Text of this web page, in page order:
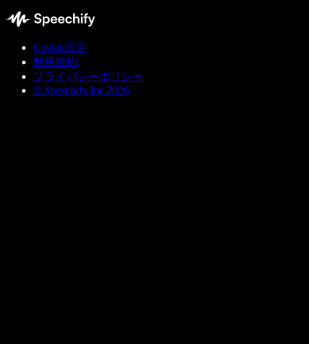
Cookie設定
利用規約
プライバシーポリシー
© Speechify Inc 2026